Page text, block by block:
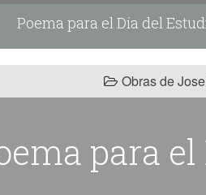
Poema para el Día del
Obras de
para